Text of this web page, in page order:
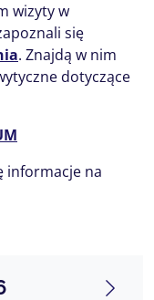
wizyty w
się
. Znajdą w nim
dotyczące
informacje na